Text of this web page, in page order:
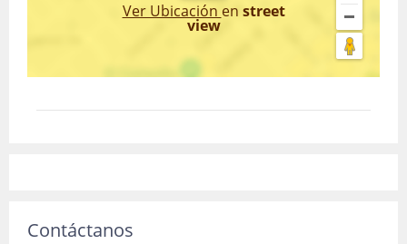
Ver Ubicación en street
view
Contáctanos